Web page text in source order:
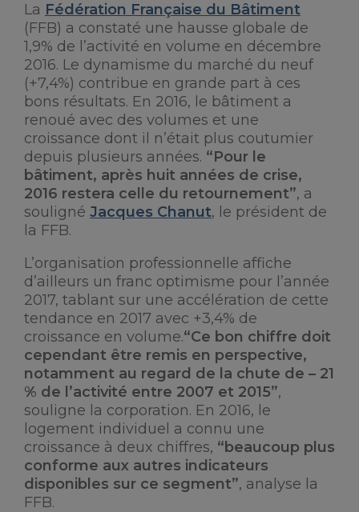
La Fédération Française du Bâtiment
(FFB) a constaté une hausse globale de
1,9% de l’activité en volume en décembre
2016. Le dynamisme du marché du neuf
(+7,4%) contribue en grande part à ces
bons résultats. En 2016, le bâtiment a
renoué avec des volumes et une
croissance dont il n’était plus coutumier
depuis plusieurs années. “Pour le
bâtiment, après huit années de crise,
2016 restera celle du retournement”, a
souligné Jacques Chanut, le président de
la FFB.
L’organisation professionnelle affiche
d’ailleurs un franc optimisme pour l’année
2017, tablant sur une accélération de cette
tendance en 2017 avec +3,4% de
croissance en volume.“Ce bon chiffre doit
cependant être remis en perspective,
notamment au regard de la chute de – 21
% de l’activité entre 2007 et 2015”,
souligne la corporation. En 2016, le
logement individuel a connu une
croissance à deux chiffres, “beaucoup plus
conforme aux autres indicateurs
disponibles sur ce segment”, analyse la
FFB.